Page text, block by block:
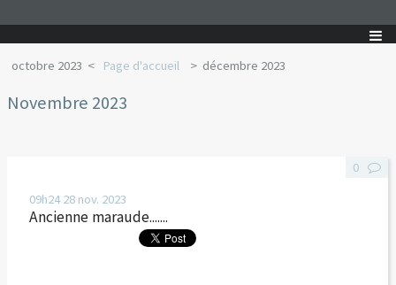
octobre 2023 Page d'accueil décembre 2023
Novembre 2023
09h24 28 nov. 2023
Ancienne maraude.......
0